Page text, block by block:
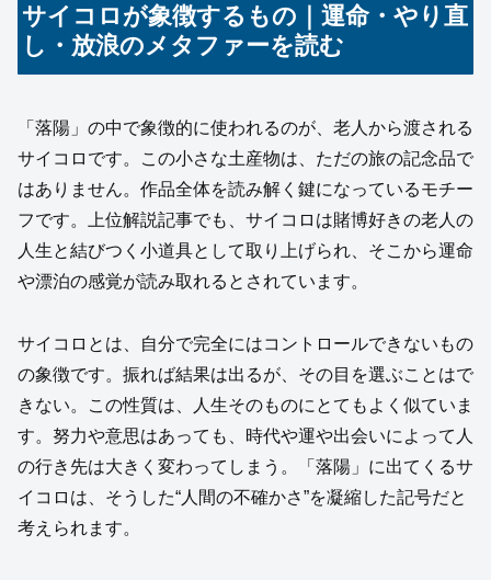
サイコロが象徴するもの｜運命・やり直
し・放浪のメタファーを読む
「落陽」の中で象徴的に使われるのが、老人から渡される
サイコロです。この小さな土産物は、ただの旅の記念品で
はありません。作品全体を読み解く鍵になっているモチー
フです。上位解説記事でも、サイコロは賭博好きの老人の
人生と結びつく小道具として取り上げられ、そこから運命
や漂泊の感覚が読み取れるとされています。
サイコロとは、自分で完全にはコントロールできないもの
の象徴です。振れば結果は出るが、その目を選ぶことはで
きない。この性質は、人生そのものにとてもよく似ていま
す。努力や意思はあっても、時代や運や出会いによって人
の行き先は大きく変わってしまう。「落陽」に出てくるサ
イコロは、そうした“人間の不確かさ”を凝縮した記号だと
考えられます。